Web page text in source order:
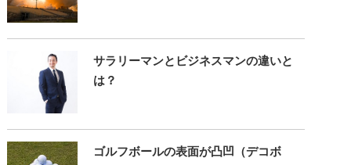
サラリーマンとビジネスマンの違いと
は？
ゴルフボールの表面が凸凹（デコボ